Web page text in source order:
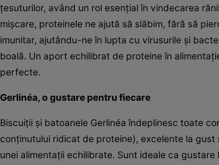
ţesuturilor, având un rol esenţial în vindecarea
mişcare, proteinele ne ajută să slăbim, fără să
imunitar, ajutându-ne în lupta cu virusurile şi
boală. Un aport echilibrat de proteine în
perfecte.
Gerlinéa, o gustare pentru fiecare
Biscuiţii şi batoanele Gerlinéa îndeplinesc toate
conţinutului ridicat de proteine), excelente la
unei alimentaţii echilibrate. Sunt ideale ca